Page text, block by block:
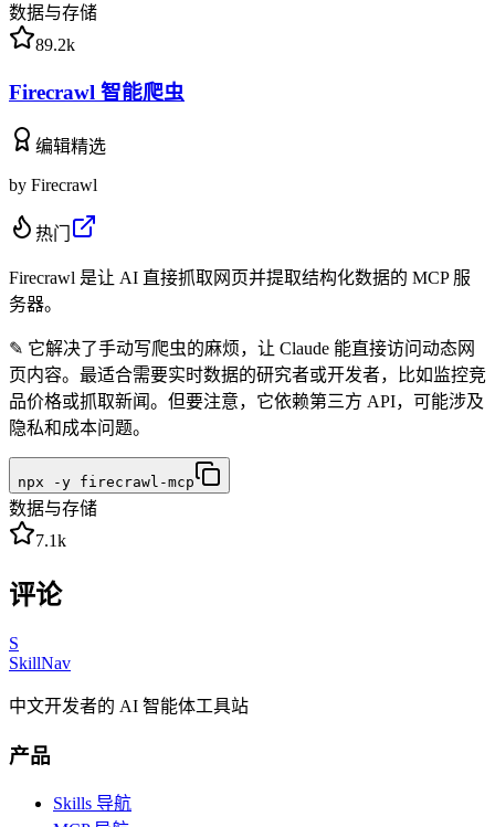
数据与存储
89.2k
Firecrawl 智能爬虫
编辑精选
by Firecrawl
热门
Firecrawl 是让 AI 直接抓取网页并提取结构化数据的 MCP 服
务器。
✎ 它解决了手动写爬虫的麻烦，让 Claude 能直接访问动态网
页内容。最适合需要实时数据的研究者或开发者，比如监控竞
品价格或抓取新闻。但要注意，它依赖第三方 API，可能涉及
隐私和成本问题。
npx -y firecrawl-mcp
数据与存储
7.1k
评论
S
SkillNav
中文开发者的 AI 智能体工具站
产品
Skills 导航